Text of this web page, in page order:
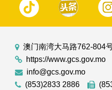
澳门南湾大马路762-804
https://www.gcs.gov.mo
info@gcs.gov.mo
(853)2833 2886